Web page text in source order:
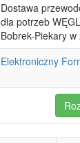
Dostawa
dla potrzeb
Bobrek-Piekary
Elektroniczny